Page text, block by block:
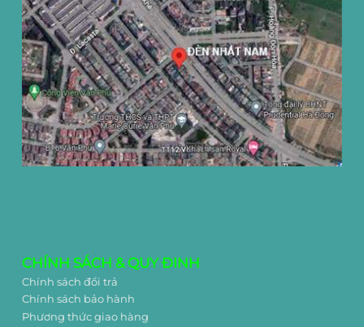
CHÍNH SÁCH & QUY ĐINH
Chính sách đổi trả
Chính sách bảo hành
Phương thức giao hàng